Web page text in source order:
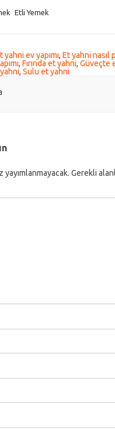
Etli Yemek
yahni ev yapımı, Et yahni nasıl
, Fırında et yahni, Güveçte
, Sulu et yahni
yayımlanmayacak. Gerekli